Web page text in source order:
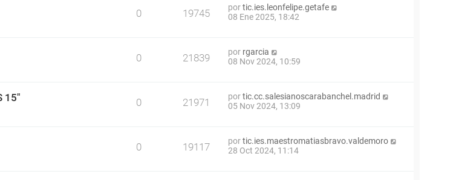
0 19745 portic.ies.leonfelipe.getafe
08 Ene 2025, 18:42
0 21839 por rgarcia
08 Nov 2024, 10:59
15" 0 21971 portic.cc.salesianoscarabanchel.madrid
05 Nov 2024, 13:09
0 19117 portic.ies.maestromatiasbravo.valdemoro
28 Oct 2024, 11:14